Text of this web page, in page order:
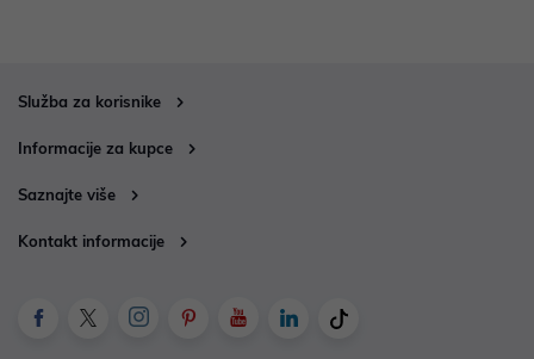
Služba za korisnike
Informacije za kupce
Saznajte više
Kontakt informacije